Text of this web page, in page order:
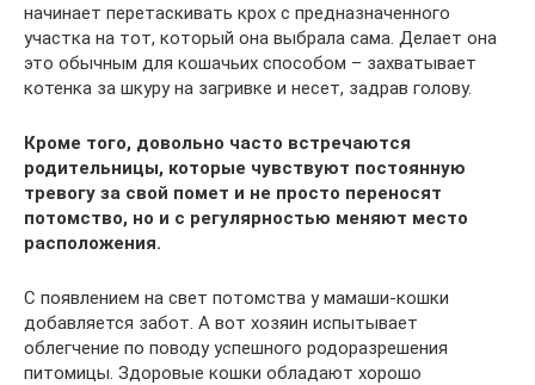
начинает перетаскивать крох с предназначенного
участка на тот, который она выбрала сама. Делает она
это обычным для кошачьих способом – захватывает
котенка за шкуру на загривке и несет, задрав голову.
Кроме того, довольно часто встречаются
родительницы, которые чувствуют постоянную
тревогу за свой помет и не просто переносят
потомство, но и с регулярностью меняют место
расположения.
С появлением на свет потомства у мамаши-кошки
добавляется забот. А вот хозяин испытывает
облегчение по поводу успешного родоразрешения
питомицы. Здоровые кошки обладают хорошо